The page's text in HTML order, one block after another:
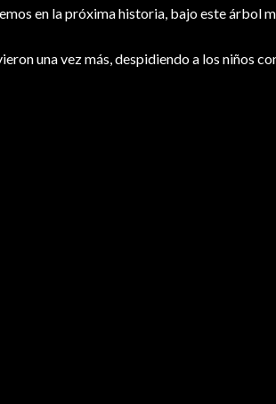
en la próxima historia, bajo este árbol
una vez más, despidiendo a los niños